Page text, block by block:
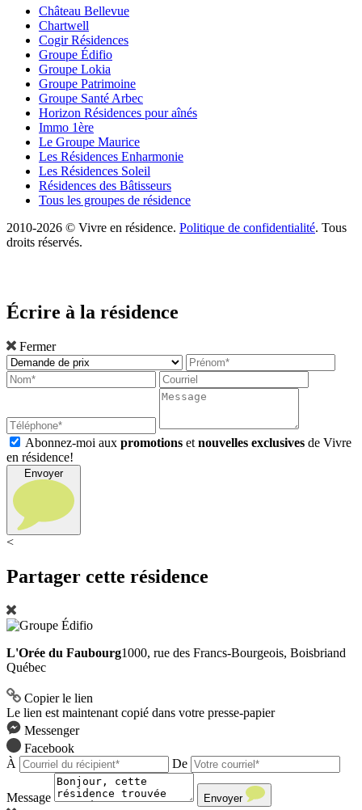
Château Bellevue
Chartwell
Cogir Résidences
Groupe Édifio
Groupe Lokia
Groupe Patrimoine
Groupe Santé Arbec
Horizon Résidences pour aînés
Immo 1ère
Le Groupe Maurice
Les Résidences Enharmonie
Les Résidences Soleil
Résidences des Bâtisseurs
Tous les groupes de résidence
2010-2026 © Vivre en résidence. Politique de confidentialité. Tous
droits réservés.
Écrire à la résidence
Fermer
Abonnez-moi aux promotions et nouvelles exclusives de Vivre
en résidence!
Envoyer
<
Partager cette résidence
L'Orée du Faubourg1000, rue des Francs-Bourgeois, Boisbriand
Québec
Copier le lien
Le lien est maintenant copié dans votre presse-papier
Messenger
Facebook
À
De
Message Envoyer